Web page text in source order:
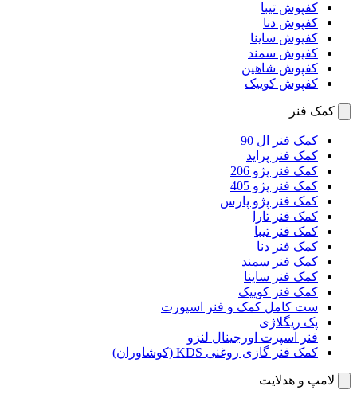
کفپوش تیبا
کفپوش دنا
کفپوش ساینا
کفپوش سمند
کفپوش شاهین
کفپوش کوییک
کمک فنر
کمک فنر ال 90
کمک فنر پراید
کمک فنر پژو 206
کمک فنر پژو 405
کمک فنر پژو پارس
کمک فنر تارا
کمک فنر تیبا
کمک فنر دنا
کمک فنر سمند
کمک فنر ساینا
کمک فنر کوییک
ست کامل کمک و فنر اسپورت
پک ریگلاژی
فنر اسپرت اورجینال لنزو
کمک فنر گازی روغنی KDS (کوشاوران)
لامپ و هدلایت